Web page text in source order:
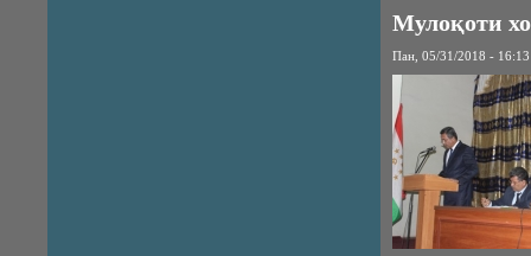
Мулоқоти
Пан, 05/31/2018 - 16:13